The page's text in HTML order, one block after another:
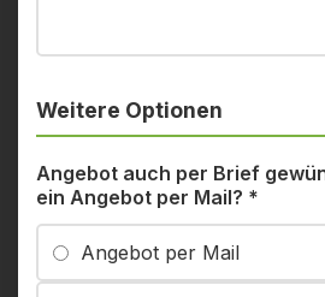
Weitere Optionen
Angebot auch per Brief
ein Angebot per Mail? *
Angebot per Mail